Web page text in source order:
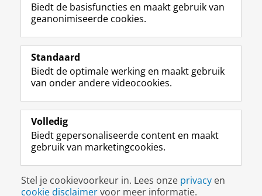
Volg de RUG
F
a
e
b
o
p
a
i
n
a
L
i
k
e
I
-
p
g
i
n
R
S
-
f
e
R
k
s
u
I
n
t
r
m
c
c
o
Y
o
T
e
k
a
a
Studiekiezers
Alumni
Over ons
Disclaimer & Copyright
Inloggen
Biedt de basisfuncties en maakt gebruik van
geanonimiseerde cookies.
Standaard
Biedt de optimale werking en maakt gebruik
van onder andere videocookies.
Volledig
Biedt gepersonaliseerde content en maakt
gebruik van marketingcookies.
Stel je cookievoorkeur in. Lees onze privacy en
cookie disclaimervoor meer informatie.